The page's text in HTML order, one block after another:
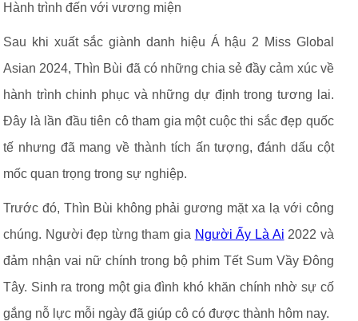
Hành trình đến với vương miện
Sau khi xuất sắc giành danh hiệu Á hậu 2 Miss Global
Asian 2024, Thìn Bùi đã có những chia sẻ đầy cảm xúc về
hành trình chinh phục và những dự định trong tương lai.
Đây là lần đầu tiên cô tham gia một cuộc thi sắc đẹp quốc
tế nhưng đã mang về thành tích ấn tượng, đánh dấu cột
mốc quan trọng trong sự nghiệp.
Trước đó, Thìn Bùi không phải gương mặt xa lạ với công
chúng. Người đẹp từng tham gia Người Ấy Là Ai 2022 và
đảm nhận vai nữ chính trong bộ phim Tết Sum Vầy Đông
Tây. Sinh ra trong một gia đình khó khăn chính nhờ sự cố
gắng nỗ lực mỗi ngày đã giúp cô có được thành hôm nay.